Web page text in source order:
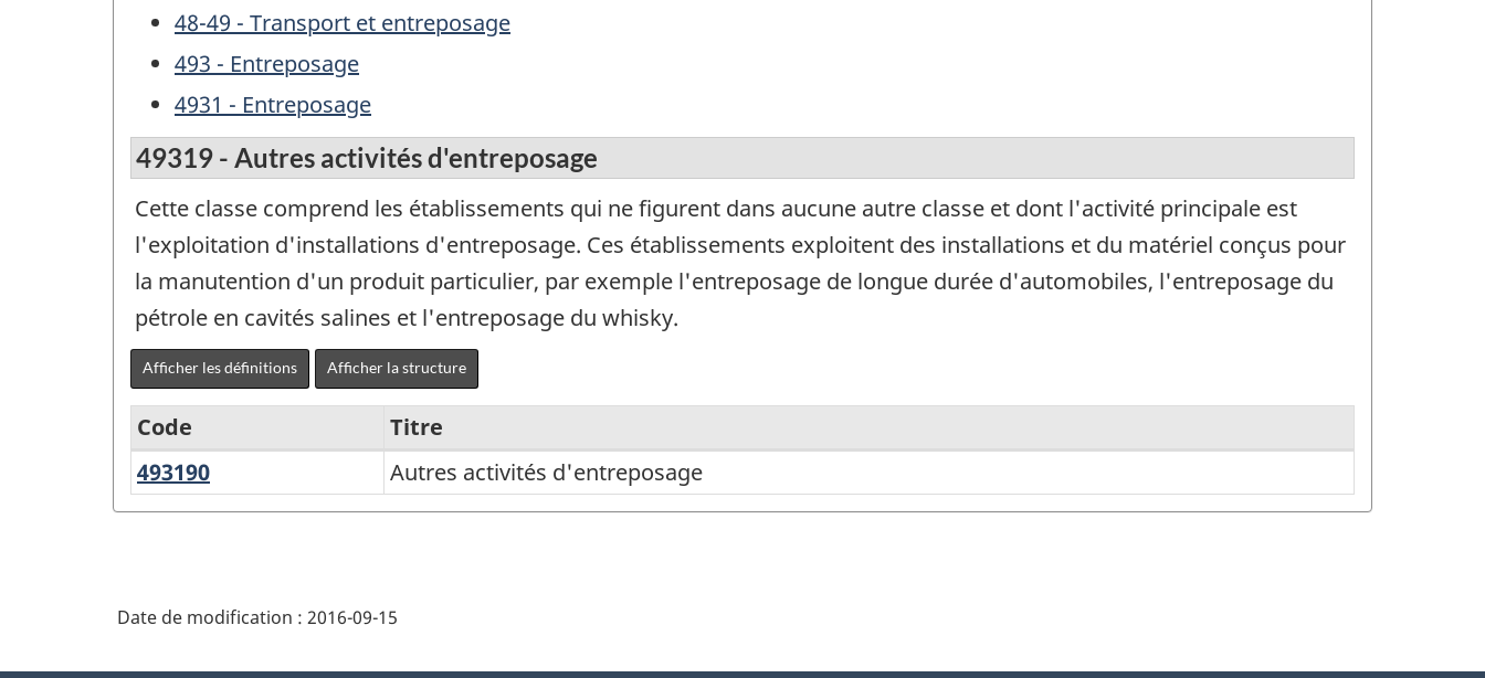
48-49 - Transport et entreposage
493 - Entreposage
4931 - Entreposage
49319 - Autres activités d'entreposage
Cette classe comprend les établissements qui ne figurent dans aucune autre classe et dont l'activité principale est
l'exploitation d'installations d'entreposage. Ces établissements exploitent des installations et du matériel conçus pour
la manutention d'un produit particulier, par exemple l'entreposage de longue durée d'automobiles, l'entreposage du
pétrole en cavités salines et l'entreposage du whisky.
Afficher les définitions Afficher la structure
Variante
du
-
Code
Titre
493190
activités
Autres activités d'entreposage
Date de modification : 2016-09-15